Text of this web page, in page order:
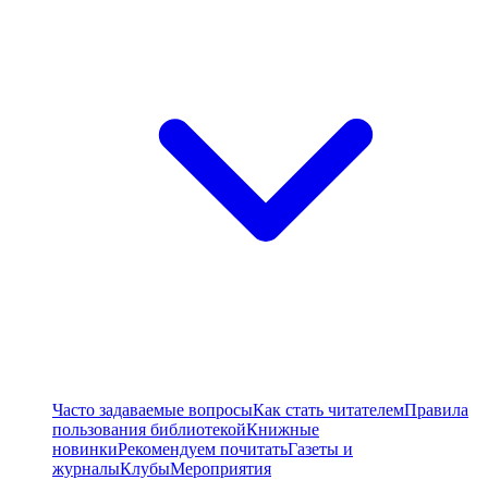
Часто задаваемые вопросыКак стать читателемПравила
пользования библиотекойКнижные
новинкиРекомендуем почитатьГазеты и
журналыКлубыМероприятия